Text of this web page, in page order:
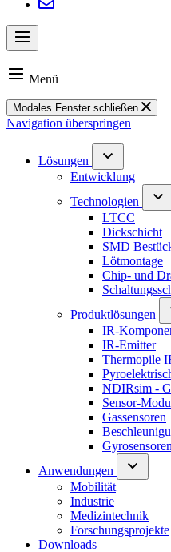
Menü
Modales Fenster schließen
Navigation überspringen
Lösungen
Entwicklung
Technologien
LTCC
Dickschicht
SMD
Lötmontage
Chip- und
Produktlösungen
IR-
IR-Emitter
Thermopile
NDIRsim -
Sensor-
Gassensoren
Gyrosensoren
Anwendungen
Mobilität
Industrie
Medizintechnik
Forschungsprojekte
Downloads